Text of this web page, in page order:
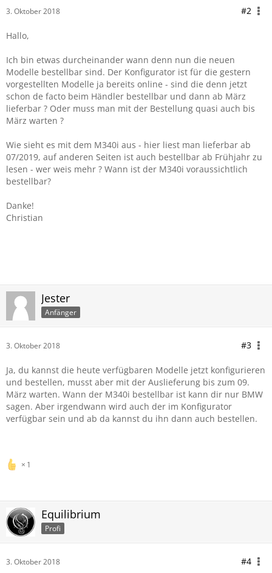
3. Oktober 2018 #2
Hallo,
Ich bin etwas durcheinander wann denn nun die neuen
Modelle bestellbar sind. Der Konfigurator ist für die gestern
vorgestellten Modelle ja bereits online - sind die denn jetzt
schon de facto beim Händler bestellbar und dann ab März
lieferbar ? Oder muss man mit der Bestellung quasi auch bis
März warten ?
Wie sieht es mit dem M340i aus - hier liest man lieferbar ab
07/2019, auf anderen Seiten ist auch bestellbar ab Frühjahr zu
lesen - wer weis mehr ? Wann ist der M340i voraussichtlich
bestellbar?
Danke!
Christian
Jester
Anfänger
3. Oktober 2018 #3
Ja, du kannst die heute verfügbaren Modelle jetzt konfigurieren
und bestellen, musst aber mit der Auslieferung bis zum 09.
März warten. Wann der M340i bestellbar ist kann dir nur BMW
sagen. Aber irgendwann wird auch der im Konfigurator
verfügbar sein und ab da kannst du ihn dann auch bestellen.
1
Equilibrium
Profi
3. Oktober 2018 #4